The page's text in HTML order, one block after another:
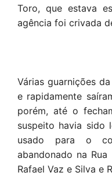
Toro, que estava
agência foi crivada
Várias guarnições
e rapidamente
porém, até o
suspeito havia sido
usado para o
abandonado na
Rafael Vaz e Silva e